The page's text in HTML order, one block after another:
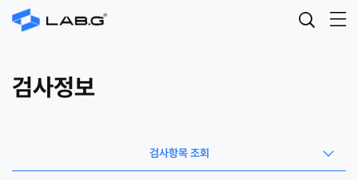
검사정보
검사항목 조회